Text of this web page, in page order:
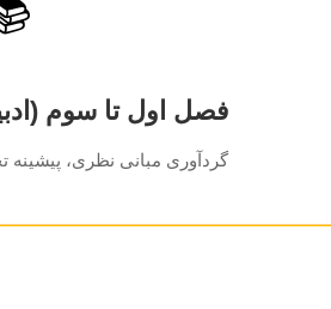
فصل اول تا سوم
گردآوری مبانی نظری،